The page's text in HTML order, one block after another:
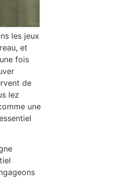
les jeux
et
fois
de
lez
une